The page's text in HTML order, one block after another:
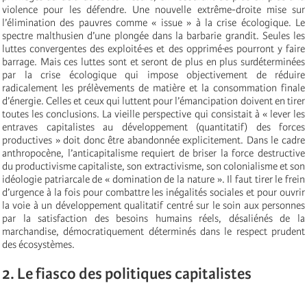
violence pour les défendre. Une nouvelle extrême-droite mise sur
l’élimination des pauvres comme « issue » à la crise écologique. Le
spectre malthusien d’une plongée dans la barbarie grandit. Seules les
luttes convergentes des exploité·es et des opprimé·es pourront y faire
barrage. Mais ces luttes sont et seront de plus en plus surdéterminées
par la crise écologique qui impose objectivement de réduire
radicalement les prélèvements de matière et la consommation finale
d’énergie. Celles et ceux qui luttent pour l’émancipation doivent en tirer
toutes les conclusions. La vieille perspective qui consistait à « lever les
entraves capitalistes au développement (quantitatif) des forces
productives » doit donc être abandonnée explicitement. Dans le cadre
anthropocène, l’anticapitalisme requiert de briser la force destructive
du productivisme capitaliste, son extractivisme, son colonialisme et son
idéologie patriarcale de « domination de la nature ». Il faut tirer le frein
d’urgence à la fois pour combattre les inégalités sociales et pour ouvrir
la voie à un développement qualitatif centré sur le soin aux personnes
par la satisfaction des besoins humains réels, désaliénés de la
marchandise, démocratiquement déterminés dans le respect prudent
des écosystèmes.
2. Le fiasco des politiques capitalistes